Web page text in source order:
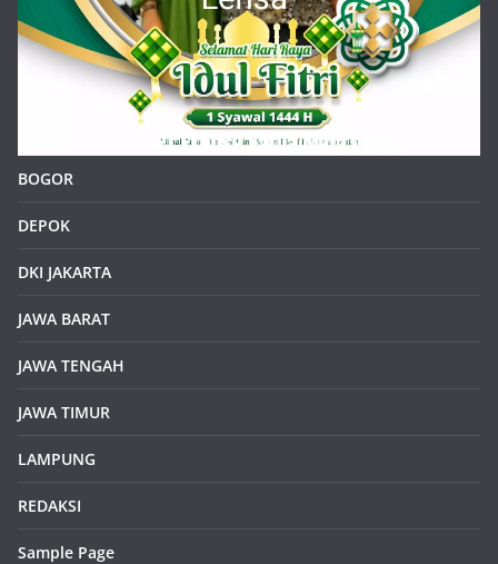
BOGOR
DEPOK
DKI JAKARTA
JAWA BARAT
JAWA TENGAH
JAWA TIMUR
LAMPUNG
REDAKSI
Sample Page